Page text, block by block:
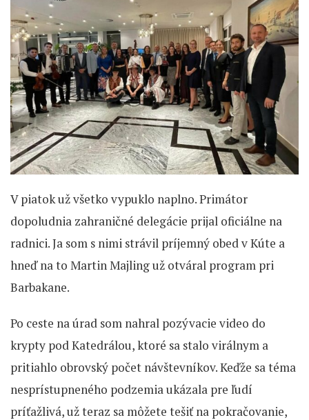
V piatok už všetko vypuklo naplno. Primátor
dopoludnia zahraničné delegácie prijal oficiálne na
radnici. Ja som s nimi strávil príjemný obed v Kúte a
hneď na to Martin Majling už otváral program pri
Barbakane.
Po ceste na úrad som nahral pozývacie video do
krypty pod Katedrálou, ktoré sa stalo virálnym a
pritiahlo obrovský počet návštevníkov. Keďže sa téma
nesprístupneného podzemia ukázala pre ľudí
príťažlivá, už teraz sa môžete tešiť na pokračovanie,